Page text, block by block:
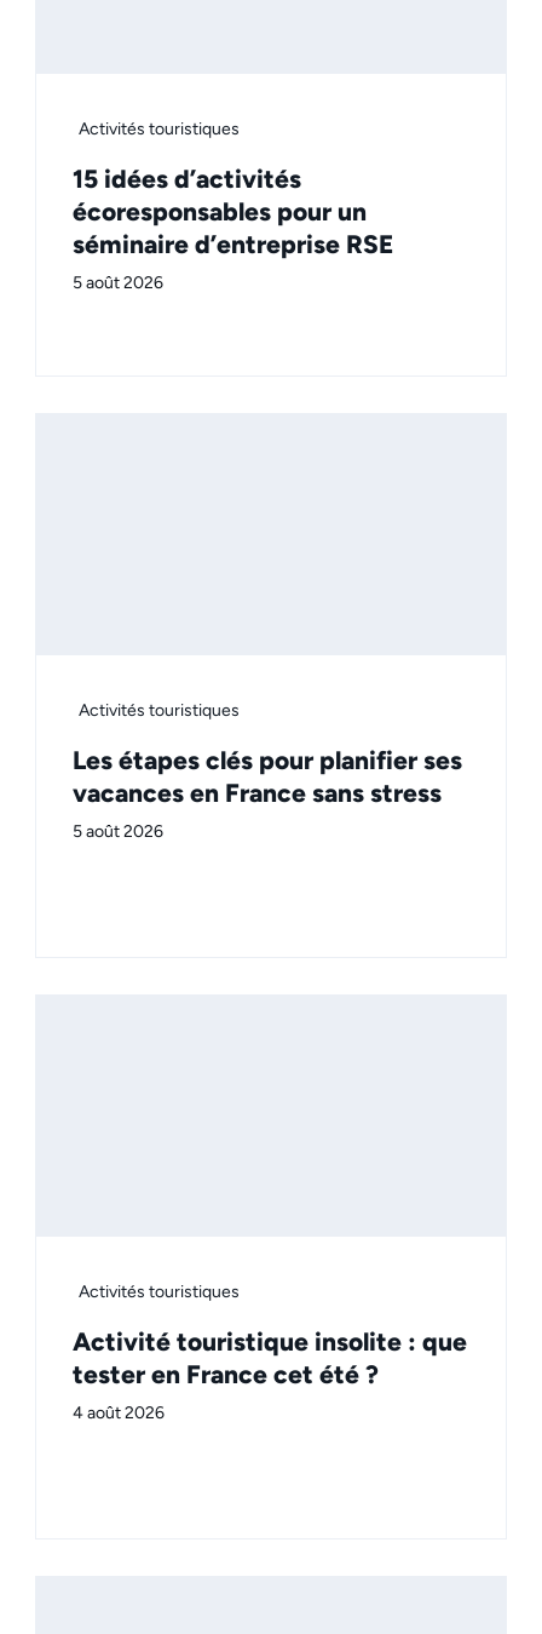
Activités touristiques
15 idées d’activités
écoresponsables pour un
séminaire d’entreprise RSE
5 août 2026
Activités touristiques
Les étapes clés pour planifier ses
vacances en France sans stress
5 août 2026
Activités touristiques
Activité touristique insolite : que
tester en France cet été ?
4 août 2026